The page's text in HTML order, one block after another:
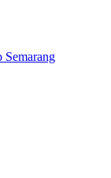
Semarang